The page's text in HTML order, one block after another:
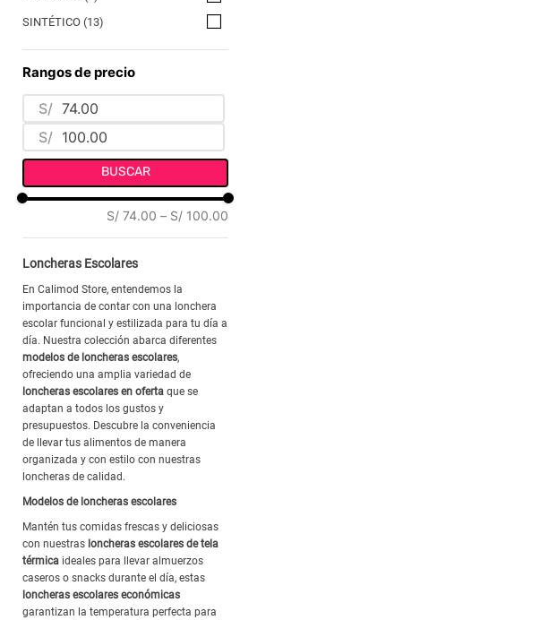
SINTÉTICO (13)
Rangos de precio
S/
S/
BUSCAR
S/ 74.00 – S/ 100.00
Loncheras Escolares
En Calimod Store, entendemos la
importancia de contar con una lonchera
escolar funcional y estilizada para tu día a
día. Nuestra colección abarca diferentes
modelos de loncheras escolares,
ofreciendo una amplia variedad de
loncheras escolares en oferta que se
adaptan a todos los gustos y
presupuestos. Descubre la conveniencia
de llevar tus alimentos de manera
organizada y con estilo con nuestras
loncheras de calidad.
Modelos de loncheras escolares
Mantén tus comidas frescas y deliciosas
con nuestras loncheras escolares de tela
térmica ideales para llevar almuerzos
caseros o snacks durante el día, estas
loncheras escolares económicas
garantizan la temperatura perfecta para